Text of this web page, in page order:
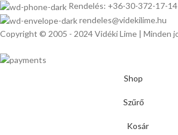
Rendelés: +36-30-372-17-14
rendeles@videkilime.hu
Copyright © 2005 - 2024 Vidéki Lime | Minden
Shop
Szűrő
Kosár